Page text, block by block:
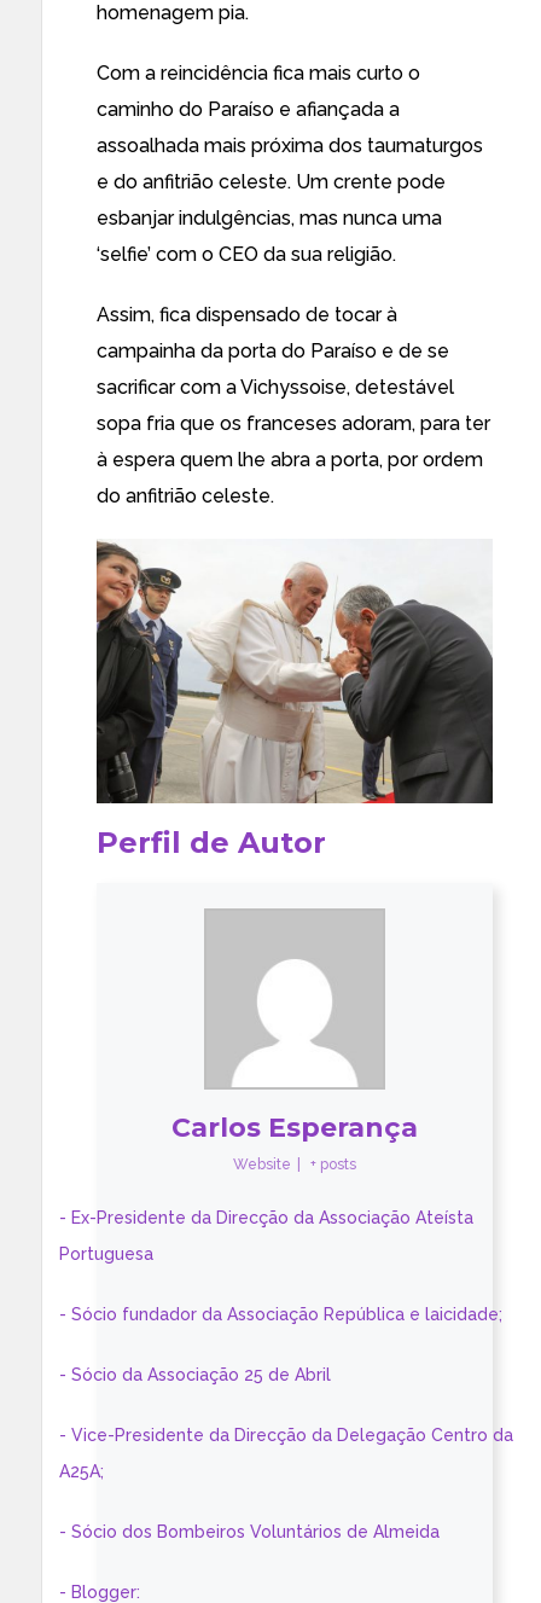
homenagem pia.
Com a reincidência fica mais curto o
caminho do Paraíso e afiançada a
assoalhada mais próxima dos taumaturgos
e do anfitrião celeste. Um crente pode
esbanjar indulgências, mas nunca uma
‘selfie’ com o CEO da sua religião.
Assim, fica dispensado de tocar à
campainha da porta do Paraíso e de se
sacrificar com a Vichyssoise, detestável
sopa fria que os franceses adoram, para ter
à espera quem lhe abra a porta, por ordem
do anfitrião celeste.
Perfil de Autor
Carlos Esperança
Website + posts
- Ex-Presidente da Direcção da Associação Ateísta
Portuguesa
- Sócio fundador da Associação República e laicidade;
- Sócio da Associação 25 de Abril
- Vice-Presidente da Direcção da Delegação Centro da
A25A;
- Sócio dos Bombeiros Voluntários de Almeida
- Blogger: